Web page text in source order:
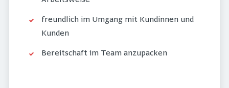
freundlich im Umgang mit Kundinnen und
Kunden
Bereitschaft im Team anzupacken